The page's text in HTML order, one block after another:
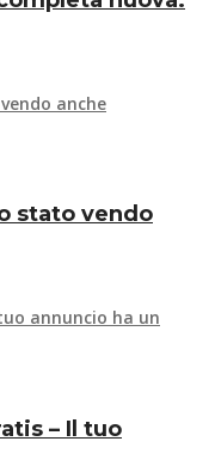
stato vendo
– Il tuo